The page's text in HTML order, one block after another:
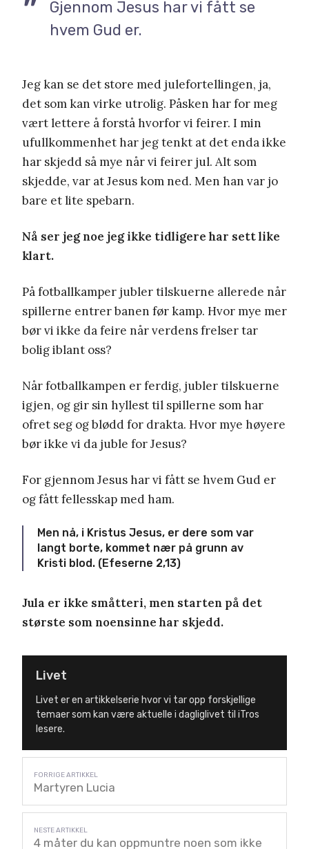
Gjennom Jesus har vi fått se
hvem Gud er.
Jeg kan se det store med julefortellingen, ja,
det som kan virke utrolig. Påsken har for meg
vært lettere å forstå hvorfor vi feirer. I min
ufullkommenhet har jeg tenkt at det enda ikke
har skjedd så mye når vi feirer jul. Alt som
skjedde, var at Jesus kom ned. Men han var jo
bare et lite spebarn.
Nå ser jeg noe jeg ikke tidligere har sett like
klart.
På fotballkamper jubler tilskuerne allerede når
spillerne entrer banen før kamp. Hvor mye mer
bør vi ikke da feire når verdens frelser tar
bolig iblant oss?
Når fotballkampen er ferdig, jubler tilskuerne
igjen, og gir sin hyllest til spillerne som har
ofret seg og blødd for drakta. Hvor mye høyere
bør ikke vi da juble for Jesus?
For gjennom Jesus har vi fått se hvem Gud er
og fått fellesskap med ham.
Men nå, i Kristus Jesus, er dere som var
langt borte, kommet nær på grunn av
Kristi blod. (Efeserne 2,13)
Jula er ikke småtteri, men starten på det
største som noensinne har skjedd.
Livet
Livet er en artikkelserie hvor vi tar opp forskjellige
temaer som kan være aktuelle i dagliglivet til iTros
lesere.
Martyren Lucia
4 måter du kan oppmuntre noen som ikke